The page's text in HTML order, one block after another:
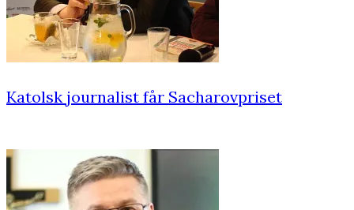
Katolsk journalist får Sacharovpriset